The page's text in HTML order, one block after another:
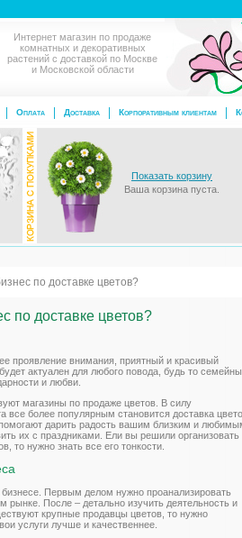
Интернет магазин по продаже
комнатных и декоративных
растений с доставкой по Москве
и Московской области
Корпоративным клиентам
Доставка
Оплата
Показать корзину
Ваша корзина пуста.
по доставке цветов?
по доставке цветов?
проявление внимания, приятный и красивый
актуален для любого повода, будь то
и любви.
магазины по продаже цветов. В силу
все более популярным становится доставка
дарить радость вашим близким и
их с праздниками. Ели вы решили организовать
то нужно знать все его тонкости.
Первым делом нужно проанализировать
рынке. После – детально изучить деятельность и
крупные продавцы цветов, то нужно
услуги лучше и качественнее.